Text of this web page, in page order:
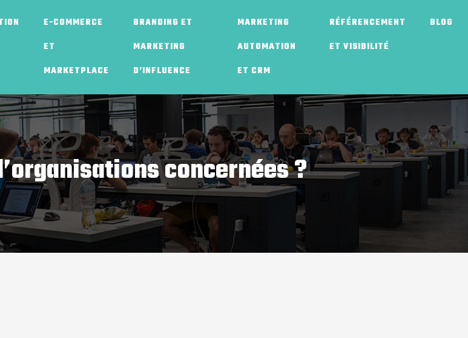
E-COMMERCE
ET
MARKETPLACE
BRANDING ET
MARKETING
D’INFLUENCE
MARKETING
AUTOMATION
ET CRM
RÉFÉRENCEMENT
ET VISIBILITÉ
BLOG
concernées ?